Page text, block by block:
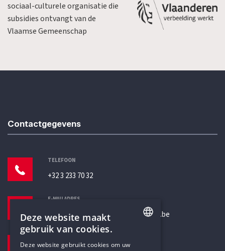
sociaal-culturele organisatie die
subsidies ontvangt van de
Vlaamse Gemeenschap
Contactgegevens
TELEFOON
+32 3 233 70 32
E-MAILADRES
secretariaat@humanistischverbond.be
Deze website maakt
gebruik van cookies.
Deze website gebruikt cookies om uw